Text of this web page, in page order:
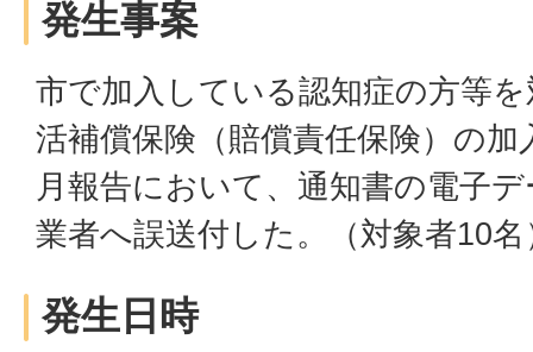
発生事案
市で加入している認知症の方等
活補償保険（賠償責任保険）の
月報告において、通知書の電子
業者へ誤送付した。（対象者10名
発生日時